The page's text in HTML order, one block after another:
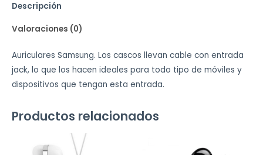
Descripción
Valoraciones (0)
Auriculares Samsung. Los cascos llevan cable con entrada
jack, lo que los hacen ideales para todo tipo de móviles y
dispositivos que tengan esta entrada.
Productos relacionados